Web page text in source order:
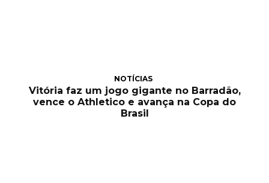
NOTÍCIAS
Vitória faz um jogo gigante no Barradão,
vence o Athletico e avança na Copa do
Brasil